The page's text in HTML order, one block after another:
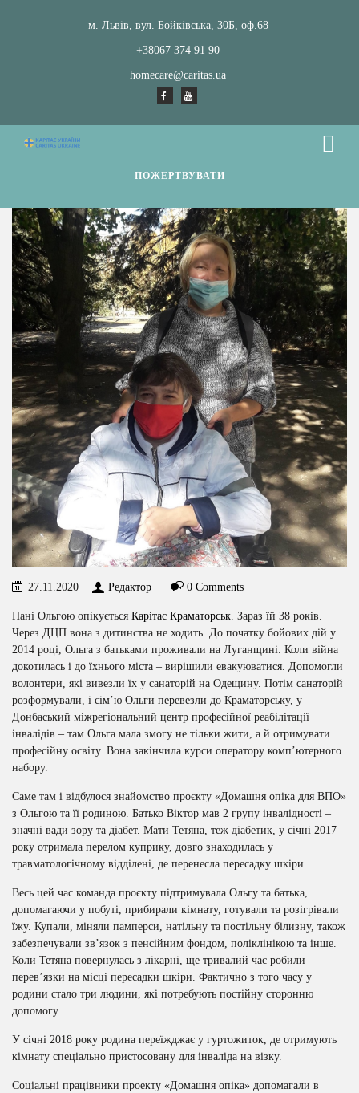
м. Львів, вул. Бойківська, 30Б, оф.68
+38067 374 91 90
homecare@caritas.ua
ПОЖЕРТВУВАТИ
27.11.2020 Редактор 0 Comments
Пані Ольгою опікується Карітас Краматорськ. Зараз їй 38 років.
Через ДЦП вона з дитинства не ходить. До початку бойових дій у
2014 році, Ольга з батьками проживали на Луганщині. Коли війна
докотилась і до їхнього міста – вирішили евакуюватися. Допомогли
волонтери, які вивезли їх у санаторій на Одещину. Потім санаторій
розформували, і сім’ю Ольги перевезли до Краматорську, у
Донбаський міжрегіональний центр професійної реабілітації
інвалідів – там Ольга мала змогу не тільки жити, а й отримувати
професійну освіту. Вона закінчила курси оператору комп’ютерного
набору.
Саме там і відбулося знайомство проєкту «Домашня опіка для ВПО»
з Ольгою та її родиною. Батько Віктор мав 2 групу інвалідності –
значні вади зору та діабет. Мати Тетяна, теж діабетик, у січні 2017
року отримала перелом куприку, довго знаходилась у
травматологічному відділені, де перенесла пересадку шкіри.
Весь цей час команда проєкту підтримувала Ольгу та батька,
допомагаючи у побуті, прибирали кімнату, готували та розігрівали
їжу. Купали, міняли памперси, натільну та постільну білизну, також
забезпечували зв’язок з пенсійним фондом, поліклінікою та інше.
Коли Тетяна повернулась з лікарні, ще тривалий час робили
перев’язки на місці пересадки шкіри. Фактично з того часу у
родини стало три людини, які потребують постійну сторонню
допомогу.
У січні 2018 року родина переїжджає у гуртожиток, де отримують
кімнату спеціально пристосовану для інваліда на візку.
Соціальні працівники проекту «Домашня опіка» допомагали в